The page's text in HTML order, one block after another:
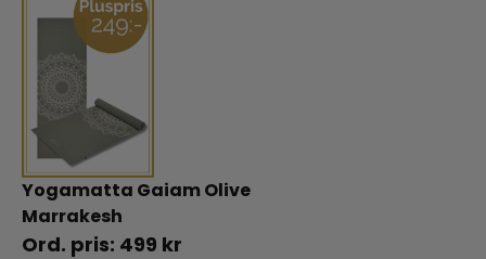
Yogamatta Gaiam Olive
Marrakesh
499 kr